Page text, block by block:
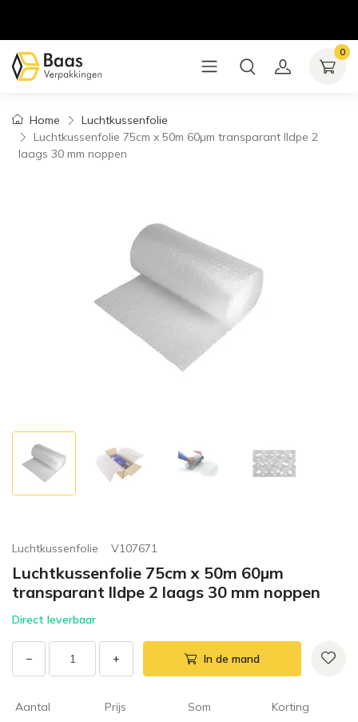
0
Home
Luchtkussenfolie
Luchtkussenfolie 75cm x 50m 60µm transparant lldpe 2
laags 30 mm noppen
Luchtkussenfolie V107671
Luchtkussenfolie 75cm x 50m 60µm
transparant lldpe 2 laags 30 mm noppen
Direct leverbaar
− + In de mand
Aantal Prijs Som Korting